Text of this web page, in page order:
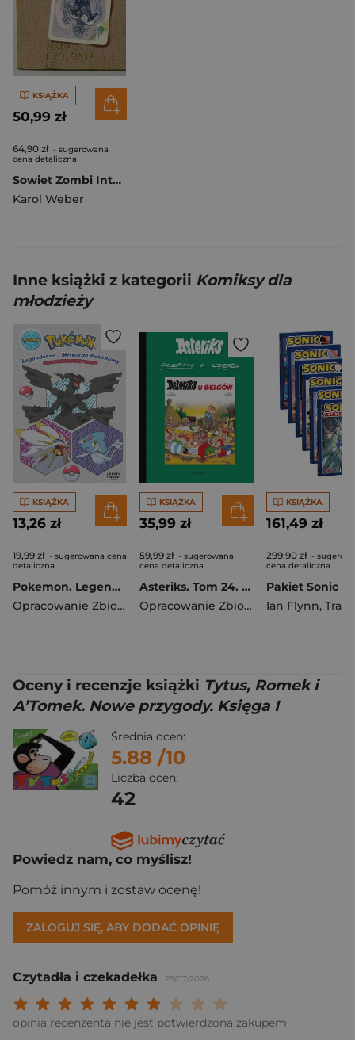
KSIĄŻKA
50,99 zł
64,90 zł - sugerowana
cena detaliczna
Sowiet Zombi Integral
Karol Weber
Inne książki z kategorii Komiksy dla
młodzieży
KSIĄŻKA
13,26 zł
19,99 zł - sugerowana cena
detaliczna
Pokemon. Legendarne i Mityczne Pokemony. Kolorowe przygody
Opracowanie Zbiorowe
KSIĄŻKA
35,99 zł
59,99 zł - sugerowana
cena detaliczna
Asteriks. Tom 24. Asteriks u Belgów
Opracowanie Zbiorowe
KSIĄŻKA
161,49 zł
299,90 zł -
cena detaliczna
Ian Flynn, Tracy
Oceny i recenzje książki Tytus, Romek i
A’Tomek. Nowe przygody. Księga I
Średnia ocen:
5.88 /10
Liczba ocen:
42
Powiedz nam, co myślisz!
Pomóż innym i zostaw ocenę!
ZALOGUJ SIĘ, ABY DODAĆ OPINIĘ
Czytadła i czekadełka 29/07/2026
Twoja ocena:
Twoja ocena: Wybitna 9/
Twoja ocena: Rewelacyjna 8/
Twoja ocena: Bardzo dobra 7/10"
Twoja ocena: Dobra 6/10"
Twoja ocena: Przeciętna 5/10"
Twoja ocena: Może być 4/10"
Twoja ocena: Słaba 3/10"
Twoja ocena: Bardzo słaba 2/10"
Twoja ocena: Beznadziejna 1/10"
opinia recenzenta nie jest potwierdzona zakupem